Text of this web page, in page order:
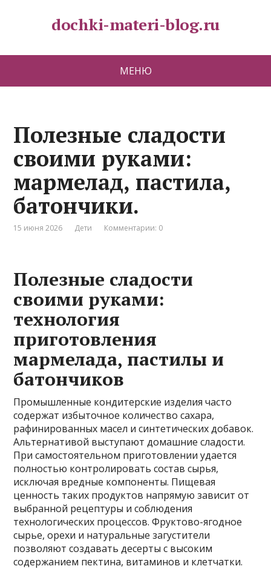
dochki-materi-blog.ru
МЕНЮ
Полезные сладости
своими руками:
мармелад, пастила,
батончики.
15 июня 2026 Дети Комментарии: 0
Полезные сладости
своими руками:
технология
приготовления
мармелада, пастилы и
батончиков
Промышленные кондитерские изделия часто
содержат избыточное количество сахара,
рафинированных масел и синтетических добавок.
Альтернативой выступают домашние сладости.
При самостоятельном приготовлении удается
полностью контролировать состав сырья,
исключая вредные компоненты. Пищевая
ценность таких продуктов напрямую зависит от
выбранной рецептуры и соблюдения
технологических процессов. Фруктово-ягодное
сырье, орехи и натуральные загустители
позволяют создавать десерты с высоким
содержанием пектина, витаминов и клетчатки.